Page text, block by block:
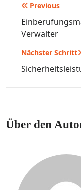
Previous
Verwalter
Nächster Schritt
Über den